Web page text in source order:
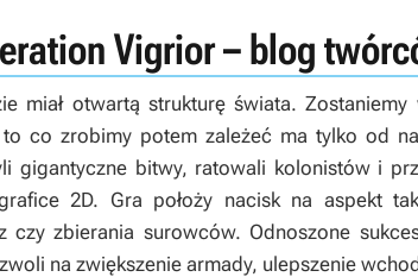
Vigrior – blog
miał otwartą strukturę świata. Zostaniemy
co zrobimy potem zależeć ma tylko od
gigantyczne bitwy, ratowali kolonistów i
2D. Gra położy nacisk na aspekt
zbierania surowców. Odnoszone
na zwiększenie armady, ulepszenie